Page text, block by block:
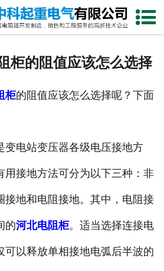
网站首页
公司风采
联系我们
柜的阻值应该怎么选择
柜的阻值应该怎么选择呢？下面
电站变压器各级电压接地方
用接地方法可分为以下三种：非
接地和电阻接地。其中，电阻接
的河北电阻柜。适当选择连接电
可以释放单相接地电弧后半波的